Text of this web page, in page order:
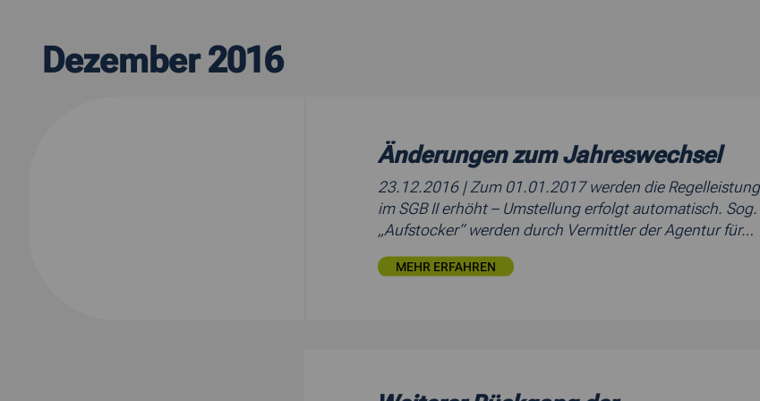
Dezember 2016
Änderungen zum Jahreswechsel
23.12.2016 | Zum 01.01.2017 werden die
im SGB II erhöht – Umstellung erfolgt automatisch. Sog.
„Aufstocker“ werden durch Vermittler der Agentur für…
MEHR ERFAHREN